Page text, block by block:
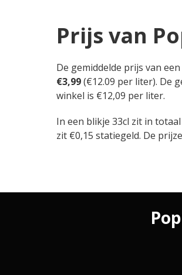
Prijs van
De gemiddelde prijs van
€3,99(€12.09 per liter). De
winkel is €12,09 per liter.
In een blikje 33cl zit in
zit €0,15 statiegeld. De